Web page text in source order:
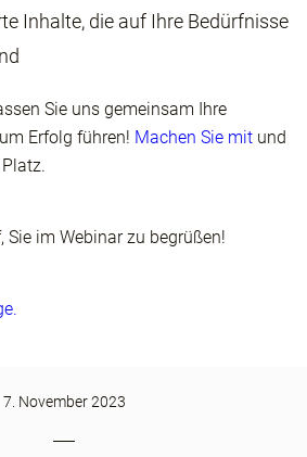
Inhalte, die auf Ihre Bedürfnisse
Sie uns gemeinsam Ihre
Erfolg führen! Machen Sie mit und
Sie im Webinar zu begrüßen!
7. November 2023